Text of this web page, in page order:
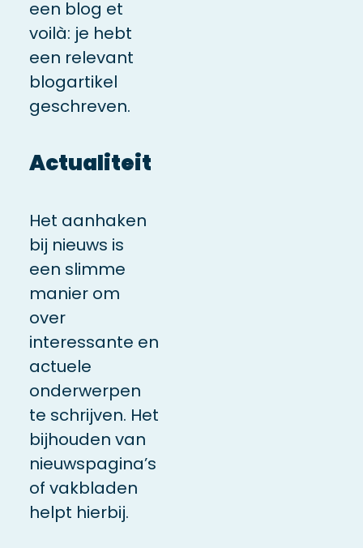
een blog et
voilà: je hebt
een relevant
blogartikel
geschreven.
Actualiteit
Het aanhaken
bij nieuws is
een slimme
manier om
over
interessante en
actuele
onderwerpen
te schrijven. Het
bijhouden van
nieuwspagina’s
of vakbladen
helpt hierbij.